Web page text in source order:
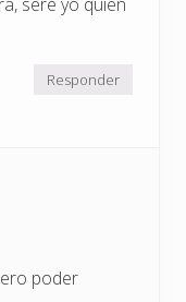
Responder
poder